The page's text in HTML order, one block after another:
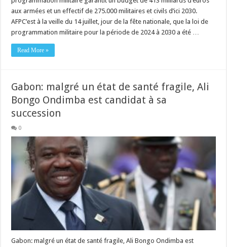
aux armées et un effectif de 275.000 militaires et civils d’ici 2030.
AFPC’est à la veille du 14 juillet, jour de la fête nationale, que la loi de
programmation militaire pour la période de 2024 à 2030 a été …
Read More »
Gabon: malgré un état de santé fragile, Ali
Bongo Ondimba est candidat à sa
succession
0
Gabon: malgré un état de santé fragile, Ali Bongo Ondimba est